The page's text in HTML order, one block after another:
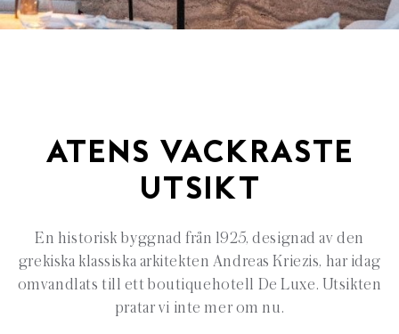
ATENS VACKRASTE
UTSIKT
En historisk byggnad från 1925, designad av den
grekiska klassiska arkitekten Andreas Kriezis, har idag
omvandlats till ett boutiquehotell De Luxe. Utsikten
pratar vi inte mer om nu.